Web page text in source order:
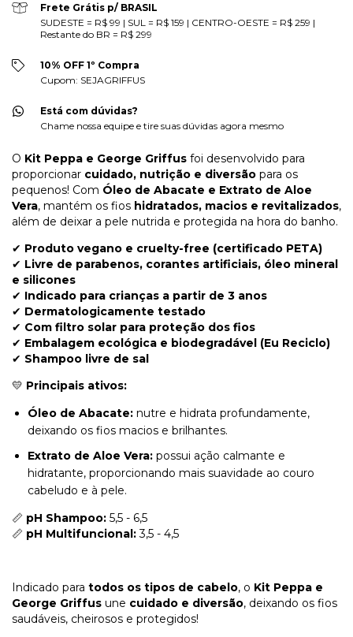
Frete Grátis p/ BRASIL
SUDESTE = R$ 99 | SUL = R$ 159 | CENTRO-OESTE = R$ 259 |
Restante do BR = R$ 299
10% OFF 1º Compra
Cupom: SEJAGRIFFUS
Está com dúvidas?
Chame nossa equipe e tire suas dúvidas agora mesmo
O Kit Peppa e George Griffus foi desenvolvido para
proporcionar cuidado, nutrição e diversão para os
pequenos! Com Óleo de Abacate e Extrato de Aloe
Vera, mantém os fios hidratados, macios e revitalizados,
além de deixar a pele nutrida e protegida na hora do banho.
✔ Produto vegano e cruelty-free (certificado PETA)
✔ Livre de parabenos, corantes artificiais, óleo mineral
e silicones
✔ Indicado para crianças a partir de 3 anos
✔ Dermatologicamente testado
✔ Com filtro solar para proteção dos fios
✔ Embalagem ecológica e biodegradável (Eu Reciclo)
✔ Shampoo livre de sal
💛 Principais ativos:
Óleo de Abacate: nutre e hidrata profundamente,
deixando os fios macios e brilhantes.
Extrato de Aloe Vera: possui ação calmante e
hidratante, proporcionando mais suavidade ao couro
cabeludo e à pele.
📏 pH Shampoo: 5,5 - 6,5
📏 pH Multifuncional:3,5 - 4,5
Indicado para todos os tipos de cabelo, o Kit Peppa e
George Griffus une cuidado e diversão, deixando os fios
saudáveis, cheirosos e protegidos!